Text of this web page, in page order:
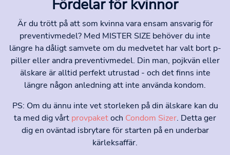
Fördelar för kvinnor
Är du trött på att som kvinna vara ensam ansvarig för
preventivmedel? Med MISTER SIZE behöver du inte
längre ha dåligt samvete om du medvetet har valt bort p-
piller eller andra preventivmedel. Din man, pojkvän eller
älskare är alltid perfekt utrustad - och det finns inte
längre någon anledning att inte använda kondom.
PS: Om du ännu inte vet storleken på din älskare kan du
ta med dig vårt provpaketoch Condom Sizer. Detta ger
dig en oväntad isbrytare för starten på en underbar
kärleksaffär.